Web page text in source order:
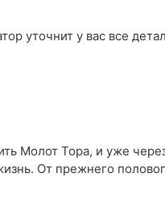
уточнит у вас все
Молот Тора, и уже
От прежнего